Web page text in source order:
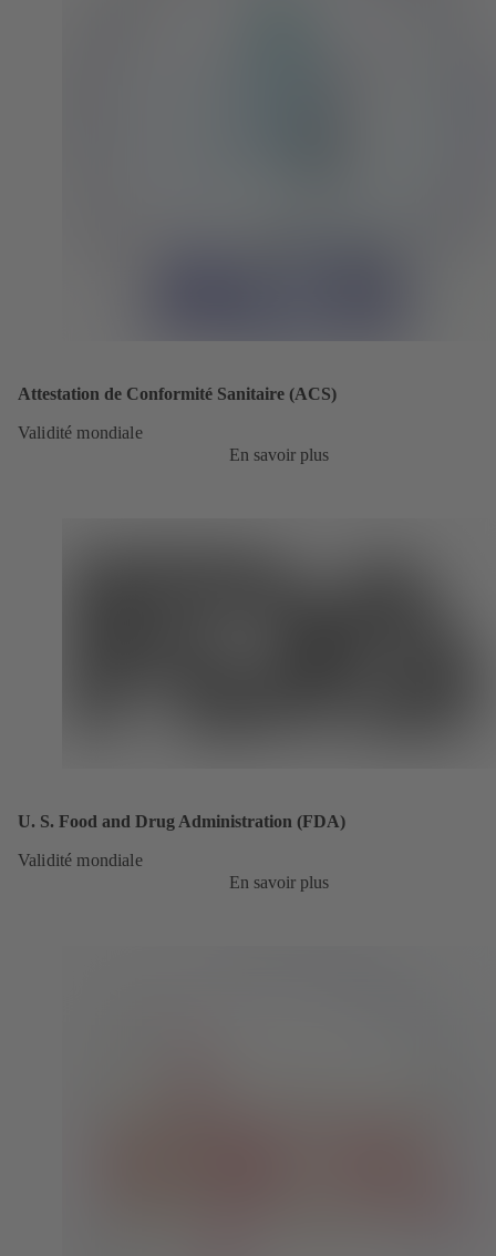
Attestation de Conformité Sanitaire (ACS)
Validité mondiale
En savoir plus
U. S. Food and Drug Administration (FDA)
Validité mondiale
En savoir plus